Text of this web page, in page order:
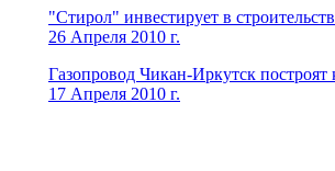
"Стирол" инвестирует в
26 Апреля 2010 г.
Газопровод Чикан-Иркутск построят
17 Апреля 2010 г.